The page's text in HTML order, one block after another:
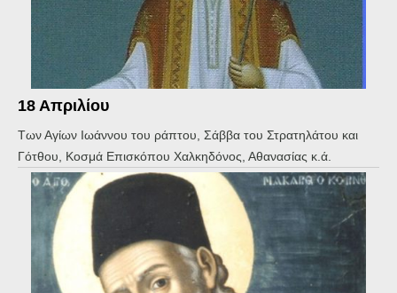
18 Απριλίου
Των Αγίων Ιωάννου του ράπτου, Σάββα του Στρατηλάτου και
Γότθου, Κοσμά Επισκόπου Χαλκηδόνος, Αθανασίας κ.ά.